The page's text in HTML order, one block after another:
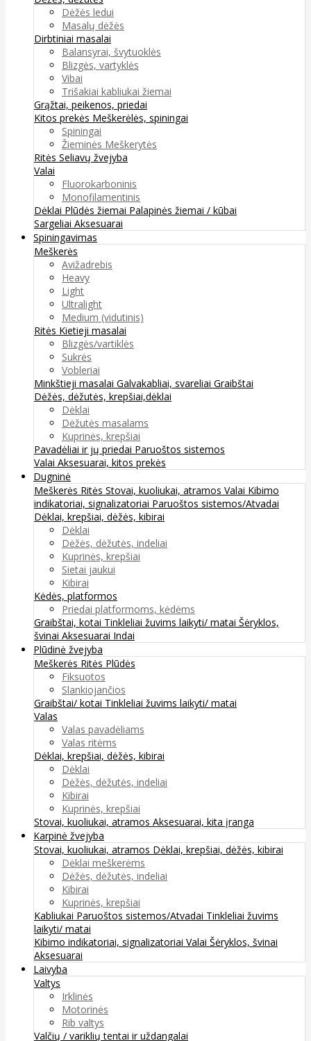
Dėžės ledui
Masalų dėžės
Dirbtiniai masalai
Balansyrai, švytuoklės
Blizgės, vartyklės
Vibai
Trišakiai kabliukai žiemai
Grąžtai, peikenos, priedai
Kitos prekės Meškerėlės, spiningai
Spiningai
Žieminės Meškerytės
Ritės Seliavų žvejyba
Valai
Fluorokarboninis
Monofilamentinis
Dėklai Plūdės žiemai Palapinės žiemai / kūbai
Sargeliai Aksesuarai
Spiningavimas
Meškerės
Avižadrebis
Heavy
Light
Ultralight
Medium (vidutinis)
Ritės Kietieji masalai
Blizgės/vartiklės
Sukrės
Vobleriai
Minkštieji masalai Galvakabliai, svareliai Graibštai
Dėžės, dėžutės, krepšiai,dėklai
Dėklai
Dėžutės masalams
Kuprinės, krepšiai
Pavadėliai ir jų priedai Paruoštos sistemos
Valai Aksesuarai, kitos prekės
Dugninė
Meškerės Ritės Stovai, kuoliukai, atramos Valai Kibimo
indikatoriai, signalizatoriai Paruoštos sistemos/Atvadai
Dėklai, krepšiai, dėžės, kibirai
Dėklai
Dėžės, dėžutės, indeliai
Kuprinės, krepšiai
Sietai jaukui
Kibirai
Kėdės, platformos
Priedai platformoms, kėdėms
Graibštai, kotai Tinkleliai žuvims laikyti/ matai Šėryklos,
švinai Aksesuarai Indai
Plūdinė žvejyba
Meškerės Ritės Plūdės
Fiksuotos
Slankiojančios
Graibštai/ kotai Tinkleliai žuvims laikyti/ matai
Valas
Valas pavadėliams
Valas ritėms
Dėklai, krepšiai, dėžės, kibirai
Dėklai
Dėžės, dėžutės, indeliai
Kibirai
Kuprinės, krepšiai
Stovai, kuoliukai, atramos Aksesuarai, kita įranga
Karpinė žvejyba
Stovai, kuoliukai, atramos Dėklai, krepšiai, dėžės, kibirai
Dėklai meškerėms
Dėžės, dėžutės, indeliai
Kibirai
Kuprinės, krepšiai
Kabliukai Paruoštos sistemos/Atvadai Tinkleliai žuvims
laikyti/ matai
Kibimo indikatoriai, signalizatoriai Valai Šėryklos, švinai
Aksesuarai
Laivyba
Valtys
Irklinės
Motorinės
Rib valtys
Valčių / variklių tentai ir uždangalai